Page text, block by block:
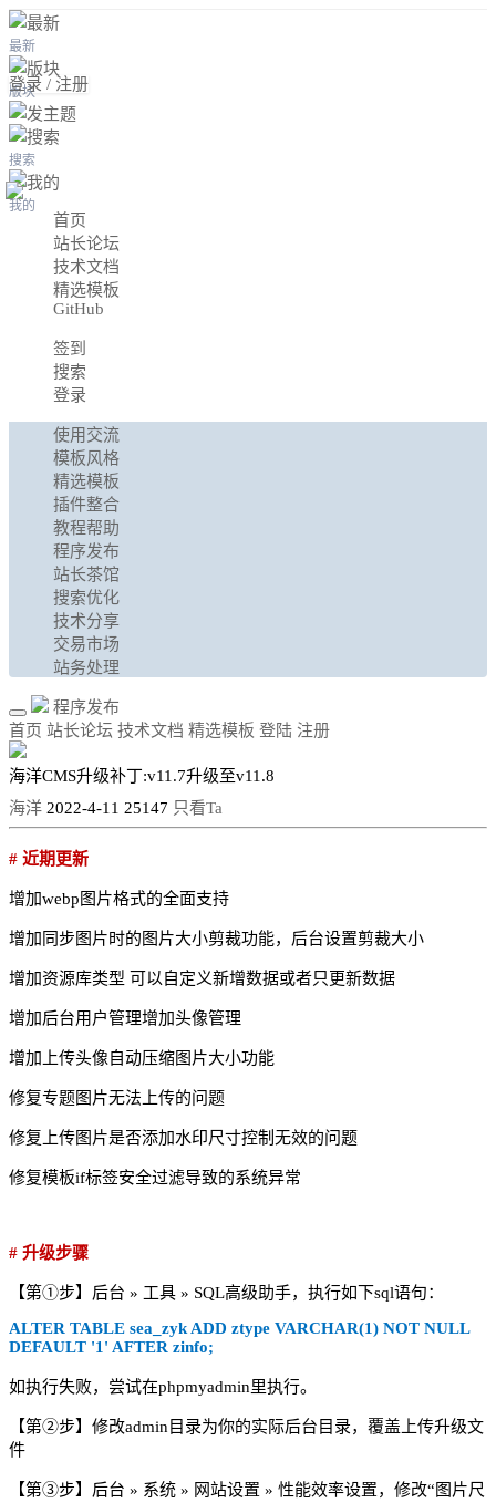
最新
版块
搜索
我的
登录 / 注册
首页
站长论坛
技术文档
精选模板
GitHub
签到
搜索
登录
使用交流
模板风格
精选模板
插件整合
教程帮助
程序发布
站长茶馆
搜索优化
技术分享
交易市场
站务处理
程序发布
首页 站长论坛 技术文档 精选模板 登陆 注册
海洋CMS升级补丁:v11.7升级至v11.8
海洋 2022-4-11 25147 只看Ta
# 近期更新
增加webp图片格式的全面支持
增加同步图片时的图片大小剪裁功能，后台设置剪裁大小
增加资源库类型 可以自定义新增数据或者只更新数据
增加后台用户管理增加头像管理
增加上传头像自动压缩图片大小功能
修复专题图片无法上传的问题
修复上传图片是否添加水印尺寸控制无效的问题
修复模板if标签安全过滤导致的系统异常
# 升级步骤
【第①步】后台 » 工具 » SQL高级助手，执行如下sql语句：
ALTER TABLE sea_zyk ADD ztype VARCHAR(1) NOT NULL
DEFAULT '1' AFTER zinfo;
如执行失败，尝试在phpmyadmin里执行。
【第②步】修改admin目录为你的实际后台目录，覆盖上传升级文
件
【第③步】后台 » 系统 » 网站设置 » 性能效率设置，修改“图片尺